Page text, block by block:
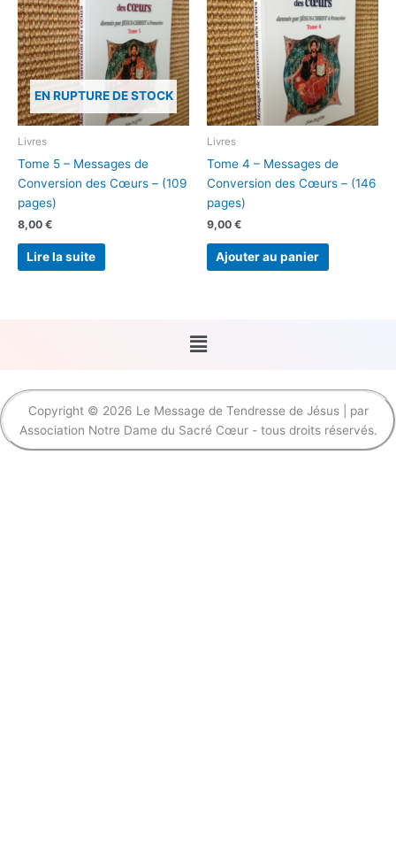
EN RUPTURE DE STOCK
Livres
Tome 5 – Messages de
Conversion des Cœurs – (109
pages)
8,00 €
Lire la suite
Livres
Tome 4 – Messages de
Conversion des Cœurs – (146
pages)
9,00 €
Ajouter au panier
Menu
Copyright © 2026 Le Message de Tendresse de Jésus | par
Association Notre Dame du Sacré Cœur - tous droits réservés.